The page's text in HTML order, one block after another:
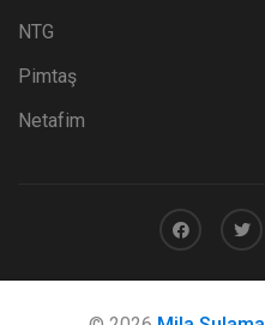
NTG
Pimtaş
Netafim